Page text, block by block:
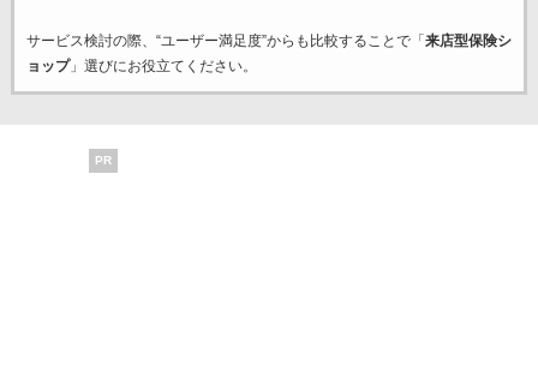
サービス検討の際、“ユーザー満足度”からも比較することで「 来店型保険シ
ョップ」選びにお役立てください。
PR